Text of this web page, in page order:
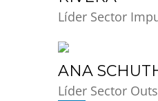
Líder Sector
ANA
Líder Sector